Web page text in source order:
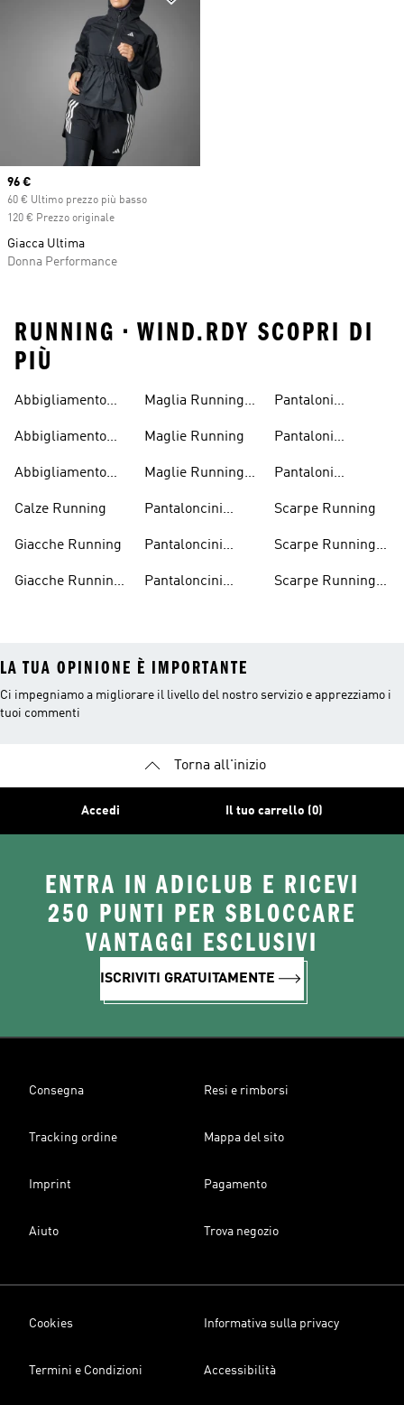
Current price
96 €
60 € Ultimo prezzo più basso
120 € Prezzo originale
Giacca Ultima
Donna Performance
RUNNING • WIND.RDY SCOPRI DI
PIÙ
Abbigliamento
Abbigliamento
Abbigliamento
Calze Running
Giacche Running
Giacche Running
Maglia Running
Maglie Running
Maglie Running
Pantaloncini
Pantaloncini
Pantaloncini
Pantaloni
Pantaloni
Pantaloni
Scarpe Running
Scarpe Running
Scarpe Running
LA TUA OPINIONE È IMPORTANTE
Ci impegniamo a migliorare il livello del nostro servizio e apprezziamo i
tuoi commenti
Torna all'inizio
Accedi Il tuo carrello (0)
ENTRA IN ADICLUB E RICEVI
250 PUNTI PER SBLOCCARE
VANTAGGI ESCLUSIVI
ISCRIVITI GRATUITAMENTE
Consegna Resi e rimborsi
Tracking ordine Mappa del sito
Imprint Pagamento
Aiuto Trova negozio
Cookies Informativa sulla privacy
Termini e Condizioni Accessibilità